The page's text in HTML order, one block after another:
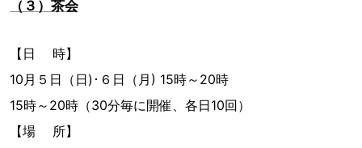
（３）茶会
【日 時】
10月５日（日)･６日（月) 15時～20時
15時～20時（30分毎に開催、各日10回）
【場 所】